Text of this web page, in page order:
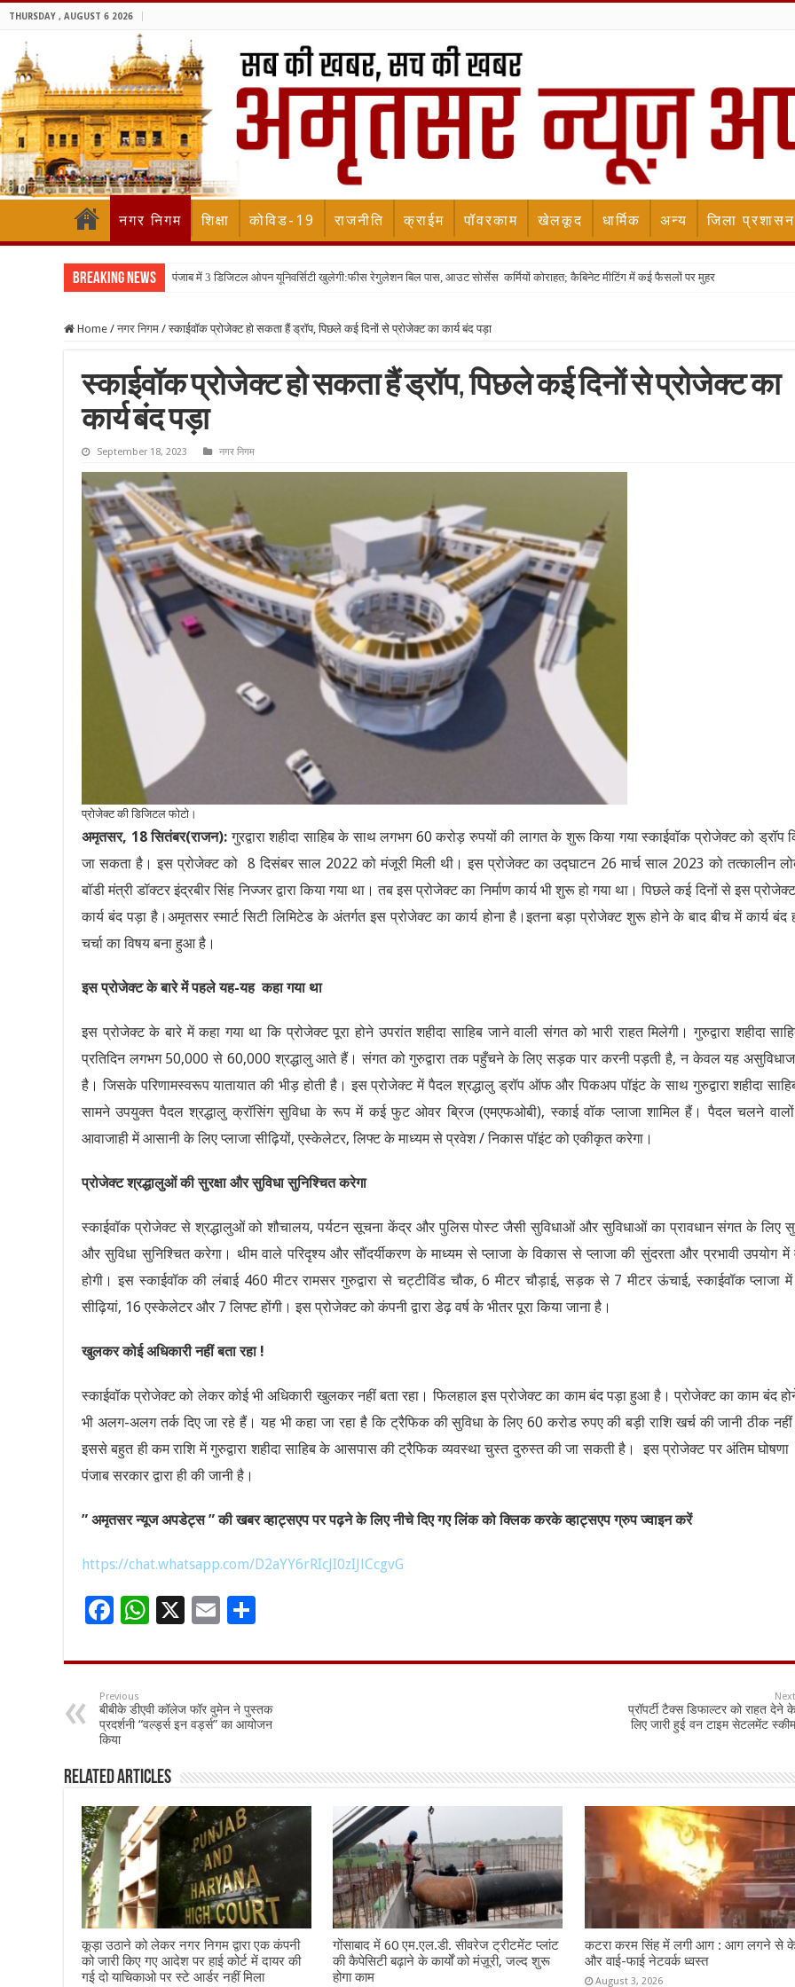
THURSDAY , AUGUST 6 2026
नगर निगम शिक्षा कोविड-19 राजनीति क्राईम पॉवरकाम खेलकूद धार्मिक अन्य जिला प्रशासन
Breaking News पंजाब में 3 डिजिटल ओपन यूनिवर्सिटी खुलेगी:फीस रेगुलेशन बिल पास, आउट सोर्सेस कर्मियों कोराहत; कैबिनेट मीटिंग में कई फैसलों पर मुहर
Home / नगर निगम / स्काईवॉक प्रोजेक्ट हो सकता हैं ड्रॉप, पिछले कई दिनों से प्रोजेक्ट का कार्य बंद पड़ा
स्काईवॉक प्रोजेक्ट हो सकता हैं ड्रॉप, पिछले कई दिनों से प्रोजेक्ट का
कार्य बंद पड़ा
September 18, 2023 नगर निगम
प्रोजेक्ट की डिजिटल फोटो।
अमृतसर, 18 सितंबर(राजन):गुरद्वारा शहीदा साहिब के साथ लगभग 60 करोड़ रुपयों की लागत के शुरू किया गया स्काईवॉक प्रोजेक्ट को ड्रॉप
जा सकता है। इस प्रोजेक्ट को 8 दिसंबर साल 2022 को मंजूरी मिली थी। इस प्रोजेक्ट का उद्घाटन 26 मार्च साल 2023 को तत्कालीन
बॉडी मंत्री डॉक्टर इंद्रबीर सिंह निज्जर द्वारा किया गया था। तब इस प्रोजेक्ट का निर्माण कार्य भी शुरू हो गया था। पिछले कई दिनों से इस
कार्य बंद पड़ा है।अमृतसर स्मार्ट सिटी लिमिटेड के अंतर्गत इस प्रोजेक्ट का कार्य होना है।इतना बड़ा प्रोजेक्ट शुरू होने के बाद बीच में कार्य बंद
चर्चा का विषय बना हुआ है।
इस प्रोजेक्ट के बारे में पहले यह-यह कहा गया था
इस प्रोजेक्ट के बारे में कहा गया था कि प्रोजेक्ट पूरा होने उपरांत शहीदा साहिब जाने वाली संगत को भारी राहत मिलेगी। गुरुद्वारा शहीदा
प्रतिदिन लगभग 50,000 से 60,000 श्रद्धालु आते हैं। संगत को गुरुद्वारा तक पहुँचने के लिए सड़क पार करनी पड़ती है, न केवल यह
है। जिसके परिणामस्वरूप यातायात की भीड़ होती है। इस प्रोजेक्ट में पैदल श्रद्धालु ड्रॉप ऑफ और पिकअप पॉइंट के साथ गुरुद्वारा शहीदा
सामने उपयुक्त पैदल श्रद्धालु क्रॉसिंग सुविधा के रूप में कई फुट ओवर ब्रिज (एमएफओबी), स्काई वॉक प्लाजा शामिल हैं। पैदल चलने
आवाजाही में आसानी के लिए प्लाजा सीढ़ियों, एस्केलेटर, लिफ्ट के माध्यम से प्रवेश / निकास पॉइंट को एकीकृत करेगा।
प्रोजेक्ट श्रद्धालुओं की सुरक्षा और सुविधा सुनिश्चित करेगा
स्काईवॉक प्रोजेक्ट से श्रद्धालुओं को शौचालय, पर्यटन सूचना केंद्र और पुलिस पोस्ट जैसी सुविधाओं और सुविधाओं का प्रावधान संगत के लिए
और सुविधा सुनिश्चित करेगा। थीम वाले परिदृश्य और सौंदर्यीकरण के माध्यम से प्लाजा के विकास से प्लाजा की सुंदरता और प्रभावी उपयोग में
होगी। इस स्काईवॉक की लंबाई 460 मीटर रामसर गुरुद्वारा से चट्टीविंड चौक, 6 मीटर चौड़ाई, सड़क से 7 मीटर ऊंचाई, स्काईवॉक प्लाजा
सीढ़ियां, 16 एस्केलेटर और 7 लिफ्ट होंगी। इस प्रोजेक्ट को कंपनी द्वारा डेढ़ वर्ष के भीतर पूरा किया जाना है।
खुलकर कोई अधिकारी नहीं बता रहा !
स्काईवॉक प्रोजेक्ट को लेकर कोई भी अधिकारी खुलकर नहीं बता रहा। फिलहाल इस प्रोजेक्ट का काम बंद पड़ा हुआ है। प्रोजेक्ट का काम बंद
भी अलग-अलग तर्क दिए जा रहे हैं। यह भी कहा जा रहा है कि ट्रैफिक की सुविधा के लिए 60 करोड रुपए की बड़ी राशि खर्च की जानी ठीक
इससे बहुत ही कम राशि में गुरुद्वारा शहीदा साहिब के आसपास की ट्रैफिक व्यवस्था चुस्त दुरुस्त की जा सकती है। इस प्रोजेक्ट पर अंतिम
पंजाब सरकार द्वारा ही की जानी है।
” अमृतसर न्यूज अपडेट्स ” की खबर व्हाट्सएप पर पढ़ने के लिए नीचे दिए गए लिंक को क्लिक करके व्हाट्सएप ग्रुप ज्वाइन करें
https://chat.whatsapp.com/D2aYY6rRIcJI0zIJlCcgvG
F
e
b
o
o
k
W
at
sA
p
X
E
ai
l
ar
Previous
बीबीके डीएवी कॉलेज फॉर वुमेन ने पुस्तक
प्रदर्शनी “वर्ल्ड्स इन वर्ड्स” का आयोजन
किया
Next
प्रॉपर्टी टैक्स डिफाल्टर को राहत देने के
लिए जारी हुई वन टाइम सेटलमेंट स्कीम
Related Articles
कूड़ा उठाने को लेकर नगर निगम द्वारा एक कंपनी
को जारी किए गए आदेश पर हाई कोर्ट में दायर की
गई दो याचिकाओ पर स्टे आर्डर नहीं मिला
गोंसाबाद में 60 एम.एल.डी. सीवरेज ट्रीटमेंट प्लांट
की कैपेसिटी बढ़ाने के कार्यों को मंज़ूरी, जल्द शुरू
होगा काम
कटरा करम सिंह में लगी आग : आग लगने से
और वाई-फाई नेटवर्क ध्वस्त
August 3, 2026